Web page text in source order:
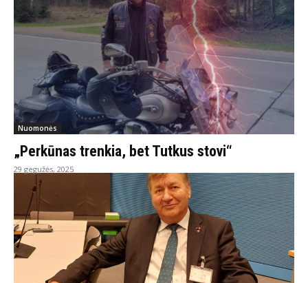
Nuomonės
„Perkūnas trenkia, bet Tutkus stovi“
29 gegužės, 2025